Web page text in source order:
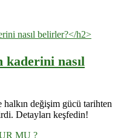
kaderini nasıl
değişim gücü tarihten
Detayları keşfedin!